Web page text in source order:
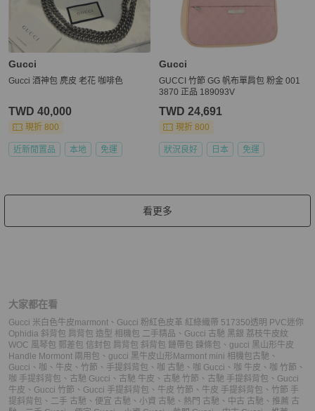
Gucci
Gucci 酒神包 麂皮 老花 咖啡色
TWD 40,000
現折 800
近新閒置品 本地 免運
Gucci
GUCCI 竹節 GG 帆布單肩包 粉金 001
3870 正品 189093V
TWD 24,691
現折 800
狀況良好 日本 免運
看更多
大家都在看
Gucci 米白色牛皮marmont 、 Gucci 粉紅色皮革 紅綠織帶 517350透明 PVC迷你
Ophidia 斜背包 肩背包 造型 相機包 二手精品 、 Gucci 古馳 黑銀 荔枝牛皮紋
WOC 風琴包 郵差包 信封包 肩背包 斜背包 鏈帶包 鍊條包 、 gucci 黑山形牛皮
Handle Mormont 兩用包 、 gucci 黑牛皮山形Marmont mini 相機包 古馳 、
Gucci 、 咖 、 牛皮 、 竹節 、 手提斜背包 、 咖 古馳 、 咖 Gucci 、 咖 牛皮 、 咖 竹節 、
咖 手提斜背包 、 古馳 Gucci 、 古馳 牛皮 、 古馳 竹節 、 古馳 手提斜背包 、 Gucci
牛皮 、 Gucci 竹節 、 Gucci 手提斜背包 、 牛皮 竹節 、 牛皮 手提斜背包 、 竹節 手
提斜背包 、 二手 古馳 、 便宜 古馳 、 小資 古馳 、 熱門 古馳 、 中古 古馳 、 推薦 古